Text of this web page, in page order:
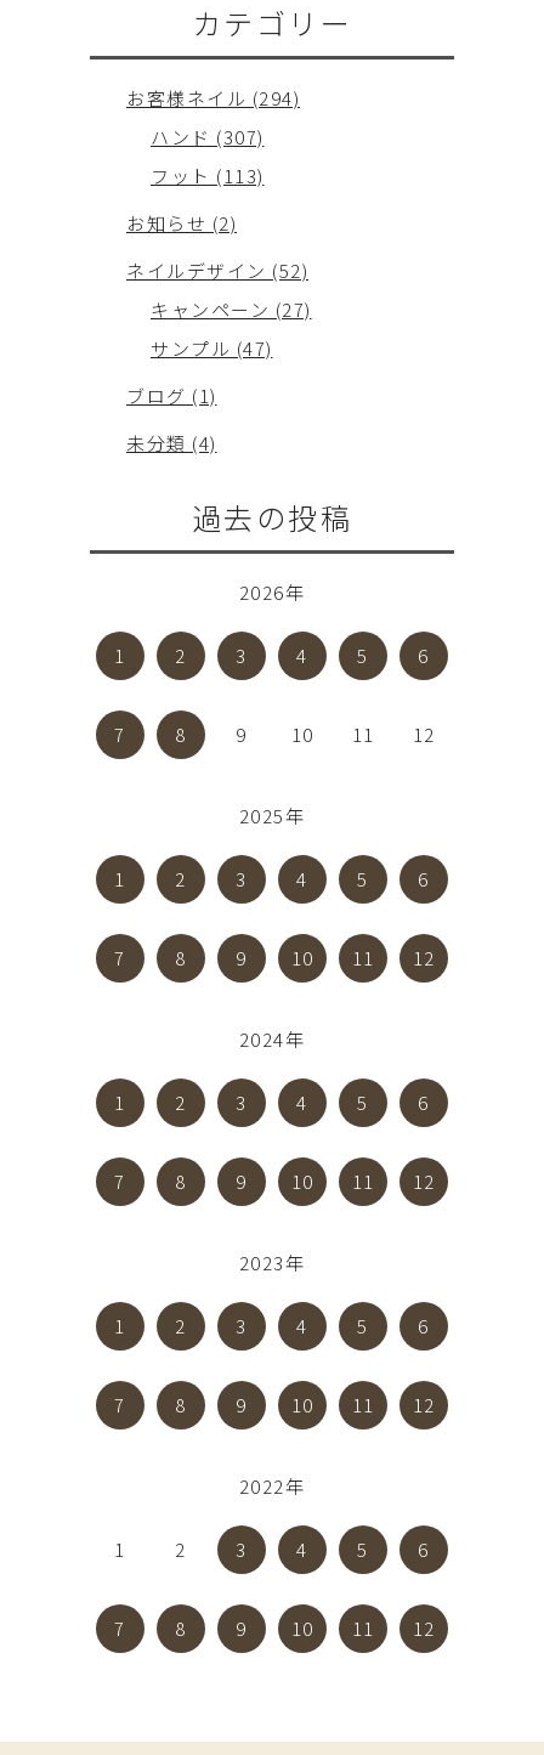
カテゴリー
お客様ネイル (294)
ハンド (307)
フット (113)
お知らせ (2)
ネイルデザイン (52)
キャンペーン (27)
サンプル (47)
ブログ (1)
未分類 (4)
過去の投稿
2026年
1 2 3 4 5 6
7 8 9 10 11 12
2025年
1 2 3 4 5 6
7 8 9 10 11 12
2024年
1 2 3 4 5 6
7 8 9 10 11 12
2023年
1 2 3 4 5 6
7 8 9 10 11 12
2022年
1 2 3 4 5 6
7 8 9 10 11 12